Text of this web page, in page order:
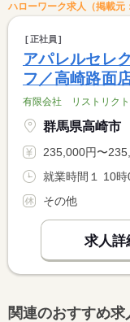
ハローワーク求人（掲載元
正社員
アパレルセレ
フ／高崎路面
有限会社 リストリクト
群馬県高崎市
235,000円〜235,000円 ※フルタイ
その他
求人詳
関連のおすすめ求